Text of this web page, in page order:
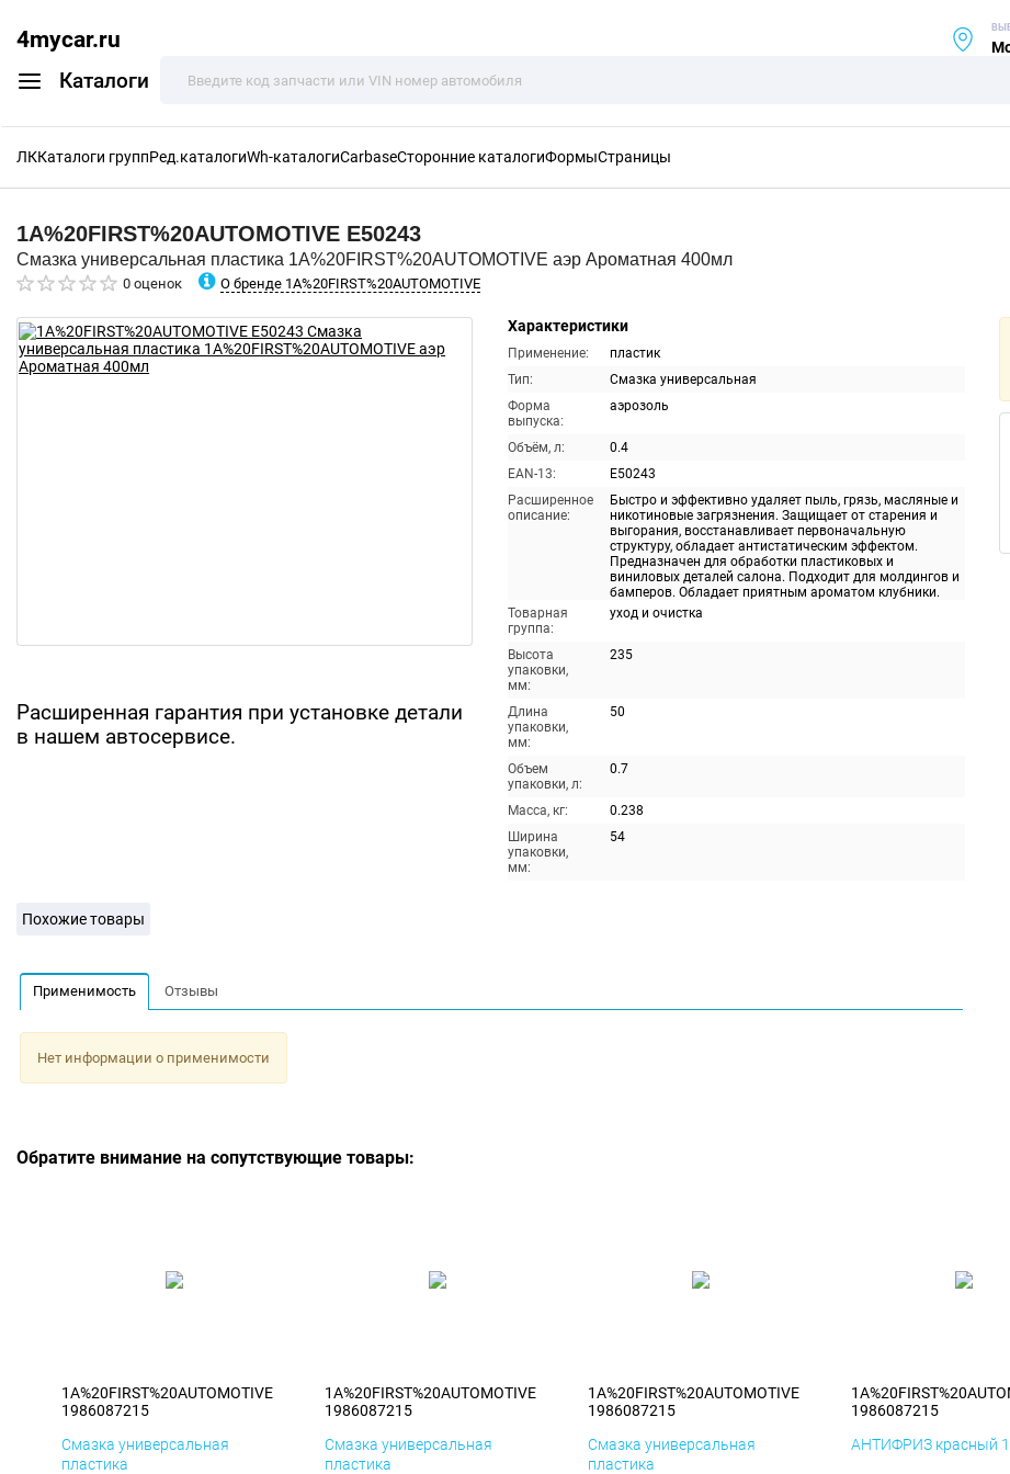
4mycar.ru
Каталоги
ЛККаталоги группРед.каталогиWh-каталогиCarbaseСторонние каталогиФормыСтраницы
1A%20FIRST%20AUTOMOTIVE E50243
Смазка универсальная пластика 1A%20FIRST%20AUTOMOTIVE аэр Ароматная 400мл
0 оценок О бренде 1A%20FIRST%20AUTOMOTIVE
Расширенная гарантия при установке детали
в нашем автосервисе.
Характеристики
Применение:
пластик
Тип:
Смазка универсальная
Форма
выпуска:
аэрозоль
Объём, л:
0.4
EAN-13:
E50243
Расширенное
описание:
Быстро и эффективно удаляет пыль, грязь, масляные и
никотиновые загрязнения. Защищает от старения и
выгорания, восстанавливает первоначальную
структуру, обладает антистатическим эффектом.
Предназначен для обработки пластиковых и
виниловых деталей салона. Подходит для молдингов и
бамперов. Обладает приятным ароматом клубники.
Товарная
группа:
уход и очистка
Высота
упаковки,
мм:
235
Длина
упаковки,
мм:
50
Объем
упаковки, л:
0.7
Масса, кг:
0.238
Ширина
упаковки,
мм:
54
Похожие товары
Применимость Отзывы
Нет информации о применимости
Обратите внимание на сопутствующие товары:
1A%20FIRST%20AUTOMOTIVE
1986087215
Смазка универсальная
пластика
1A%20FIRST%20AUTOMOTIVE
1986087215
Смазка универсальная
пластика
1A%20FIRST%20AUTOMOTIVE
1986087215
Смазка универсальная
пластика
1986087215
АНТИФРИЗ красный